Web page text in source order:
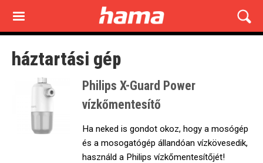
main
content
háztartási gép
Philips X-Guard Power
vízkőmentesítő
Ha neked is gondot okoz, hogy a mosógép
és a mosogatógép állandóan vízkövesedik,
használd a Philips vízkőmentesítőjét!